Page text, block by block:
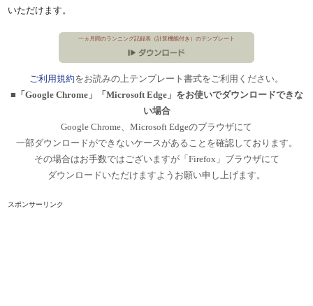
いただけます。
一ヵ月間のランニング記録表（計算機能付き）のテンプレート
ご利用規約をお読みの上テンプレート書式をご利用ください。
■「Google Chrome」「Microsoft Edge」をお使いでダウンロードできな
い場合
Google Chrome、Microsoft Edgeのブラウザにて
一部ダウンロードができないケースがあることを確認しております。
その場合はお手数ではございますが「Firefox」ブラウザにて
ダウンロードいただけますようお願い申し上げます。
スポンサーリンク